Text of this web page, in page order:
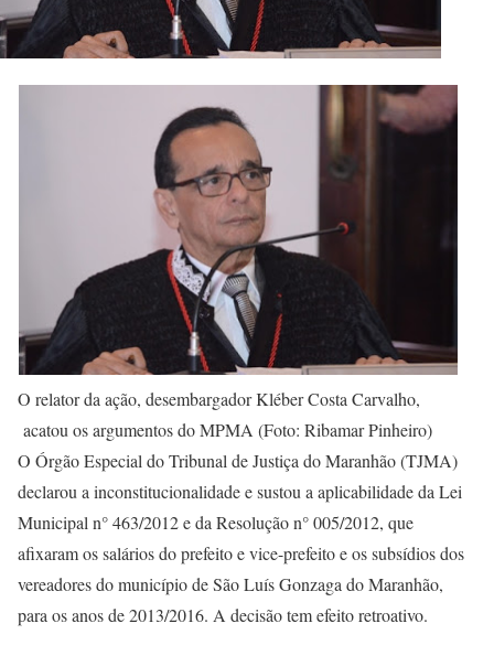
O relator da ação, desembargador Kléber Costa Carvalho,
acatou os argumentos do MPMA (Foto: Ribamar Pinheiro)
O Órgão Especial do Tribunal de Justiça do Maranhão (TJMA)
declarou a inconstitucionalidade e sustou a aplicabilidade da Lei
Municipal n° 463/2012 e da Resolução n° 005/2012, que
afixaram os salários do prefeito e vice-prefeito e os subsídios dos
vereadores do município de São Luís Gonzaga do Maranhão,
para os anos de 2013/2016. A decisão tem efeito retroativo.